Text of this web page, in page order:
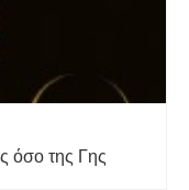
όσο της Γης